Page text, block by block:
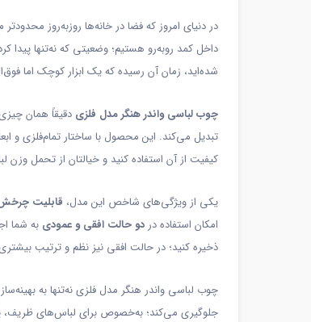
در دنیای امروز که فضا در خانه‌ها روزبه‌روز
داخل کمد روبه‌رو هستیم؛ وضعیتی که نه‌تنها
شده‌اید، زمان آن رسیده که یک ابزار کوچک اما
چوب لباسی واندر هنگر مدل فلزی دقیقاً همان
تبدیل می‌کند. این محصول با ساختار تمام‌فلزی و
کیفیت از آن استفاده کنید و خیالتان از تحمل وزن
یکی از ویژگی‌های شاخص این مدل، قابلیت چرخش ۳۶۰
امکان استفاده دردو حالت افقی و عمودی به شما
ذخیره کنید؛ در حالت افقی نیز نظم و ترتیب
چوب لباسی واندر هنگر مدل فلزی نه‌تنها به
جلوگیری می‌کند؛ به‌خصوص برای لباس‌های ظریف،